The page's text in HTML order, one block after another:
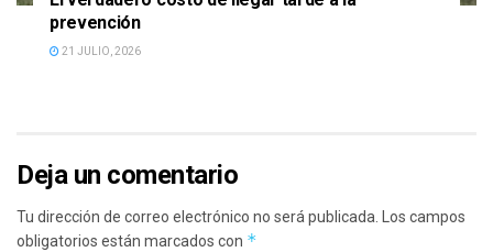
prevención
21 JULIO, 2026
Deja un comentario
Tu dirección de correo electrónico no será publicada.
Los campos
obligatorios están marcados con *